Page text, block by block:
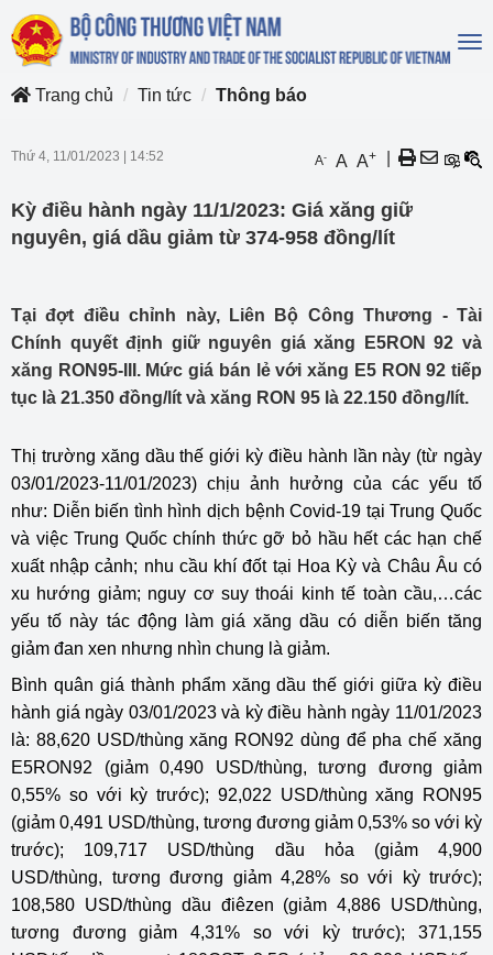
Trang chủ
Tin tức Thông báo
Thứ 4, 11/01/2023 14:52 A- A A+
Kỳ điều hành ngày 11/1/2023: Giá xăng giữ
nguyên, giá dầu giảm từ 374-958 đồng/lít
Tại đợt điều chỉnh này, Liên Bộ Công Thương - Tài
Chính quyết định giữ nguyên giá xăng E5RON 92 và
xăng RON95-III. Mức giá bán lẻ với xăng E5 RON 92 tiếp
tục là 21.350 đồng/lít và xăng RON 95 là 22.150 đồng/lít.
Thị trường xăng dầu thế giới kỳ điều hành lần này (từ ngày
03/01/2023-11/01/2023) chịu ảnh hưởng của các yếu tố
như: Diễn biến tình hình dịch bệnh Covid-19 tại Trung Quốc
và việc Trung Quốc chính thức gỡ bỏ hầu hết các hạn chế
xuất nhập cảnh; nhu cầu khí đốt tại Hoa Kỳ và Châu Âu có
xu hướng giảm; nguy cơ suy thoái kinh tế toàn cầu,…các
yếu tố này tác động làm giá xăng dầu có diễn biến tăng
giảm đan xen nhưng nhìn chung là giảm.
Bình quân giá thành phẩm xăng dầu thế giới giữa kỳ điều
hành giá ngày 03/01/2023 và kỳ điều hành ngày 11/01/2023
là: 88,620 USD/thùng xăng RON92 dùng để pha chế xăng
E5RON92 (giảm 0,490 USD/thùng, tương đương giảm
0,55% so với kỳ trước); 92,022 USD/thùng xăng RON95
(giảm 0,491 USD/thùng, tương đương giảm 0,53% so với kỳ
trước); 109,717 USD/thùng dầu hỏa (giảm 4,900
USD/thùng, tương đương giảm 4,28% so với kỳ trước);
108,580 USD/thùng dầu điêzen (giảm 4,886 USD/thùng,
tương đương giảm 4,31% so với kỳ trước); 371,155